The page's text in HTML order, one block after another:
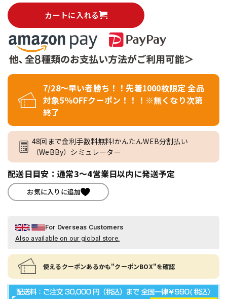
カートに入れる
7/28～早い者勝ち！！先着1000枚限定 全品
対象5％OFFクーポン！！！※無くなり次第
終了
48回まで金利手数料無料!かんたんWEB分割払い
（WeBBy）シミュレーター
配送日目安：通常3～4営業日以内に発送予定
お気に入りに追加
For Overseas Customers
Also available on our global store.
使えるクーポンあるかも"クーポンBOX"を確認